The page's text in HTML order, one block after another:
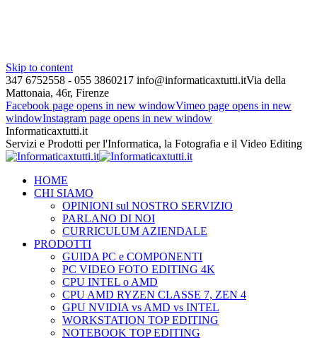
Skip to content
347 6752558 - 055 3860217 info@informaticaxtutti.itVia della
Mattonaia, 46r, Firenze
Facebook page opens in new windowVimeo page opens in new
windowInstagram page opens in new window
Informaticaxtutti.it
Servizi e Prodotti per l'Informatica, la Fotografia e il Video Editing
HOME
CHI SIAMO
OPINIONI sul NOSTRO SERVIZIO
PARLANO DI NOI
CURRICULUM AZIENDALE
PRODOTTI
GUIDA PC e COMPONENTI
PC VIDEO FOTO EDITING 4K
CPU INTEL o AMD
CPU AMD RYZEN CLASSE 7, ZEN 4
GPU NVIDIA vs AMD vs INTEL
WORKSTATION TOP EDITING
NOTEBOOK TOP EDITING